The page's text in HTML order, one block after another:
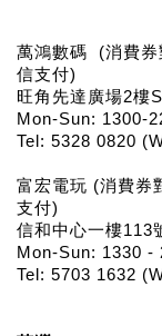
萬鴻數碼  (消費
信支付)
旺角先達廣場2樓
Mon-Sun: 1300-
Tel: 5328 0820
富宏電玩 (消費券
支付)
信和中心一樓113
Mon-Sun: 1330 -
Tel: 5703 1632